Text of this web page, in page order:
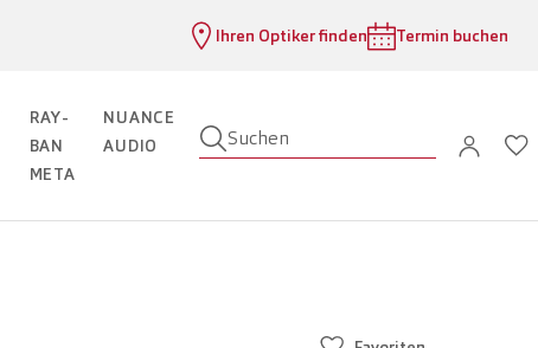
Ihren Optiker finden Termin buchen
RAY-
BAN
META
NUANCE
AUDIO
Suchen